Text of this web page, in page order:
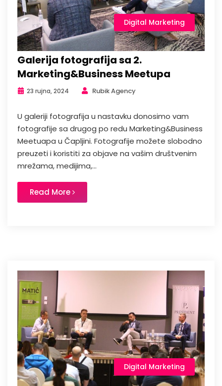
Digital Marketing
Galerija fotografija sa 2.
Marketing&Business Meetupa
23 rujna, 2024 Rubik Agency
U galeriji fotografija u nastavku donosimo vam
fotografije sa drugog po redu Marketing&Business
Meetuapa u Čapljini. Fotografije možete slobodno
preuzeti i koristiti za objave na vašim društvenim
mrežama, medijima,...
Read More
Digital Marketing